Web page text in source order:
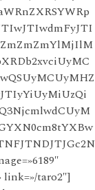
link=»/taro2″]